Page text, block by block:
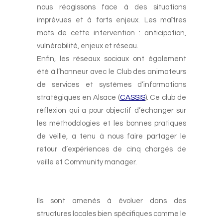
nous réagissons face à des situations
imprévues et à forts enjeux. Les maîtres
mots de cette intervention : anticipation,
vulnérabilité, enjeux et réseau.
Enfin, les réseaux sociaux ont également
été à l’honneur avec le Club des animateurs
de services et systèmes d’informations
stratégiques en Alsace (CASSIS). Ce club de
réflexion qui a pour objectif d’échanger sur
les méthodologies et les bonnes pratiques
de veille, a tenu à nous faire partager le
retour d’expériences de cinq chargés de
veille et Community manager.
Ils sont amenés à évoluer dans des
structures locales bien spécifiques comme le